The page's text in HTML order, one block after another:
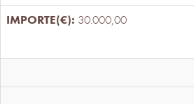
30.000,00